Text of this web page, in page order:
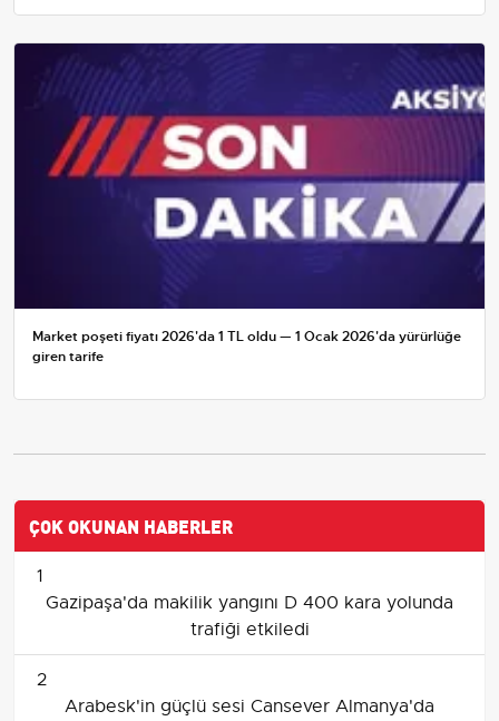
Market poşeti fiyatı 2026'da 1 TL oldu — 1 Ocak 2026'da yürürlüğe
giren tarife
ÇOK OKUNAN HABERLER
1
Gazipaşa'da makilik yangını D 400 kara yolunda
trafiği etkiledi
2
Arabesk'in güçlü sesi Cansever Almanya'da